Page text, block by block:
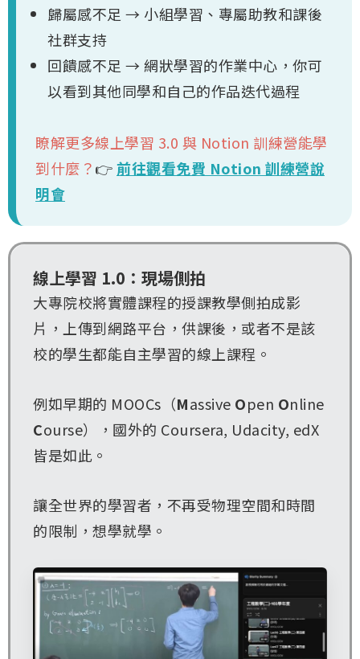
歸屬感不足 → 小組學習、專屬助教和課後
社群支持
回饋感不足 → 網狀學習的作業中心，你可
以看到其他同學和自己的作品迭代過程
瞭解更多線上學習 3.0 與 Notion 訓練營能學
到什麼？👉前往觀看免費 Notion 訓練營說
明會
線上學習 1.0：現場側拍
大專院校將實體課程的授課教學側拍成影
片，上傳到網路平台，供課後，或者不是該
校的學生都能自主學習的線上課程。
例如早期的 MOOCs（Massive Open Online
Course），國外的 Coursera, Udacity, edX
皆是如此。
讓全世界的學習者，不再受物理空間和時間
的限制，想學就學。